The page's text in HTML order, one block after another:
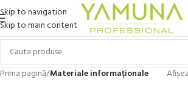
Skip to navigation
Skip to main content
Prima pagină/Materiale informaționale